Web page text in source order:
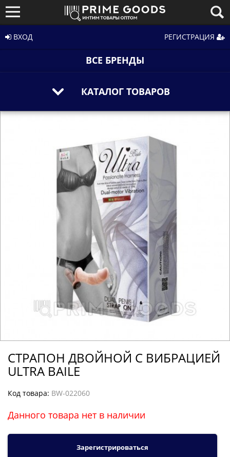
ВХОД РЕГИСТРАЦИЯ
ВСЕ БРЕНДЫ
КАТАЛОГ ТОВАРОВ
CТРАПОН ДВОЙНОЙ С ВИБРАЦИЕЙ
ULTRA BAILE
Код товара: BW-022060
Данного товара нет в наличии
Зарегистрироваться